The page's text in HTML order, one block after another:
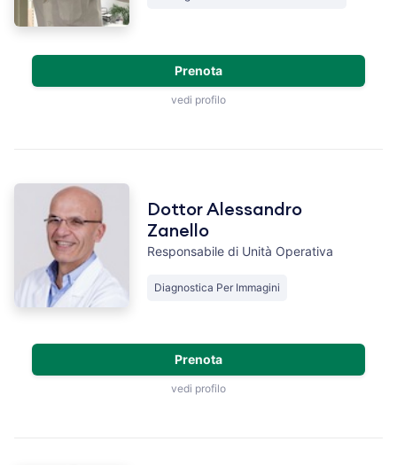
Prenota
vedi profilo
Dottor Alessandro
Zanello
Responsabile di Unità Operativa
Diagnostica Per Immagini
Prenota
vedi profilo